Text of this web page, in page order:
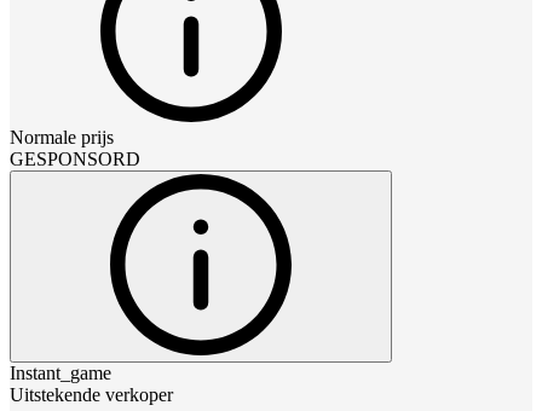
Normale prijs
GESPONSORD
Instant_game
Uitstekende verkoper